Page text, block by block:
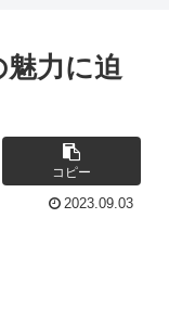
力に迫
コピー
2023.09.03